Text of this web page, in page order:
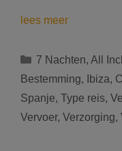
lees meerVertrek
naar
Ibiza
(Spanje):
8
Categorieën
7 Nachten, All
Bestemming, Ibiza,
Spanje, Type reis,
Vervoer, Verzorging,